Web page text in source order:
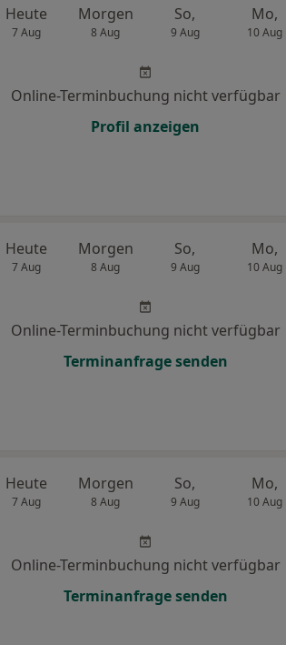
Heute
7 Aug
Morgen
8 Aug
So,
9 Aug
Mo,
10 Aug
Online-Terminbuchung nicht verfügbar
Profil anzeigen
Heute
7 Aug
Morgen
8 Aug
So,
9 Aug
Mo,
10 Aug
Online-Terminbuchung nicht verfügbar
Terminanfrage senden
Heute
7 Aug
Morgen
8 Aug
So,
9 Aug
Mo,
10 Aug
Online-Terminbuchung nicht verfügbar
Terminanfrage senden